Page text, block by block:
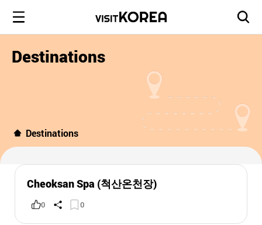
Destinations
Destinations
Cheoksan Spa (척산온천장)
0 0